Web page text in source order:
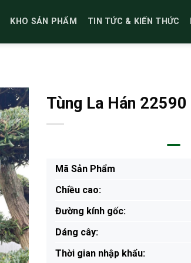
KHO SẢN PHẨM TIN TỨC & KIẾN THỨC
Tùng La Hán 22590
Mã Sản Phẩm
Chiều cao:
Đường kính gốc:
Dáng cây:
Thời gian nhập khẩu: